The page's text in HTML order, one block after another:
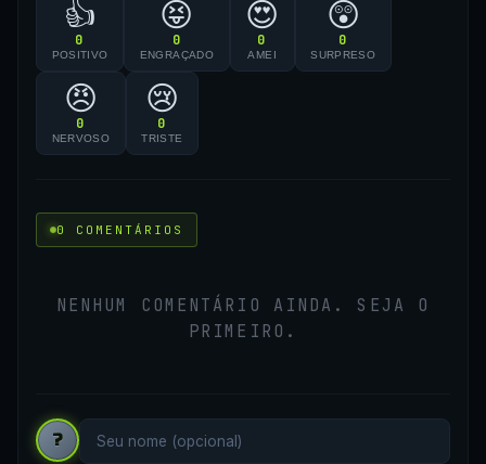
👍
0
POSITIVO
😝
0
ENGRAÇADO
😍
0
AMEI
😲
0
SURPRESO
😠
0
NERVOSO
😢
0
TRISTE
0 COMENTÁRIOS
NENHUM COMENTÁRIO AINDA. SEJA O
PRIMEIRO.
?